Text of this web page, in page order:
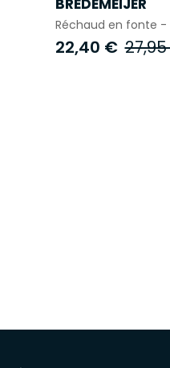
Réchaud en fonte -
22,40 €